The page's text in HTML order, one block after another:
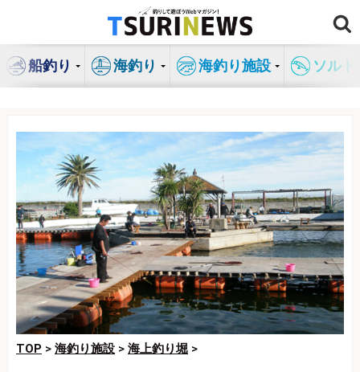
ン
船釣り 海釣り 海釣り施設 ソル
TOP > 海釣り施設 > 海上釣り堀 >